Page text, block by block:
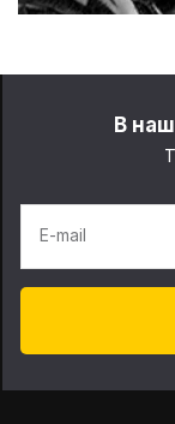
В
E-mail